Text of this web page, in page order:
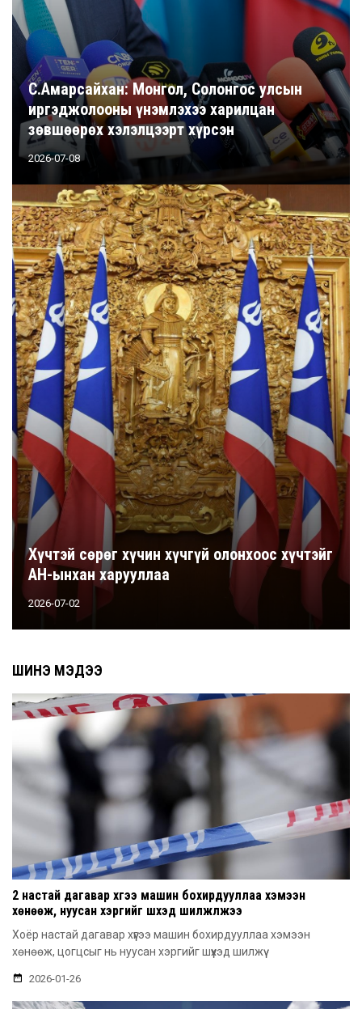
С.Амарсайхан: Монгол, Солонгос улсын
иргэджолооны үнэмлэхээ харилцан
зөвшөөрөх хэлэлцээрт хүрсэн
2026-07-08
Хүчтэй сөрөг хүчин хүчгүй олонхоос хүчтэйг
АН-ынхан харууллаа
2026-07-02
ШИНЭ МЭДЭЭ
2 настай дагавар хүүгээ машин бохирдууллаа хэмээн
хөнөөж, нуусан хэргийг шүүхэд шилжүүлжээ
Хоёр настай дагавар хүүгээ машин бохирдууллаа хэмээн
хөнөөж, цогцсыг нь нуусан хэргийг шүүхэд шилжүү
2026-01-26